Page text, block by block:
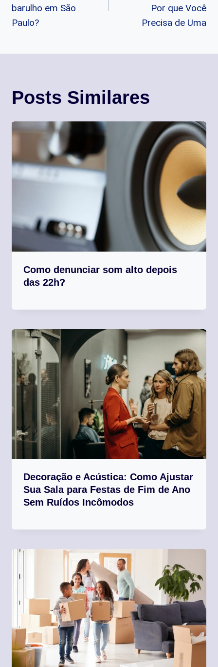
Post
barulho em São
Paulo?
Por que Você
Precisa de Uma
Posts Similares
Como denunciar som alto depois
das 22h?
Decoração e Acústica: Como Ajustar
Sua Sala para Festas de Fim de Ano
Sem Ruídos Incômodos